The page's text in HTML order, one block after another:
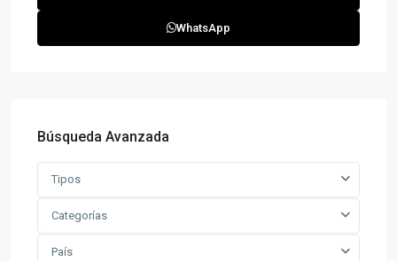
WhatsApp
Búsqueda Avanzada
Tipos
Categorías
País